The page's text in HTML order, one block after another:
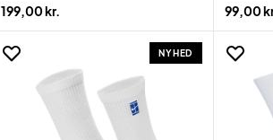
199,00 kr.
99,00
NYHED